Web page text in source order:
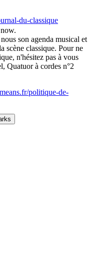
du-classique
son agenda musical et
scène classique. Pour ne
n'hésitez pas à vous
Quatuor à cordes n°2
politique-de-